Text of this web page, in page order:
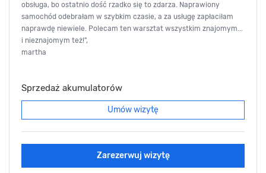
obsługa, bo ostatnio dość rzadko się to zdarza. Naprawiony
samochód odebrałam w szybkim czasie, a za usługę zapłaciłam
naprawdę niewiele. Polecam ten warsztat wszystkim znajomym...
i nieznajomym też!",
martha
Sprzedaż akumulatorów
Umów wizytę
Zarezerwuj wizytę